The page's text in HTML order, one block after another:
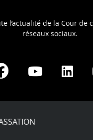
l’actualité de la Cour de
réseaux sociaux.
Share
Facebook
Share
Youtube